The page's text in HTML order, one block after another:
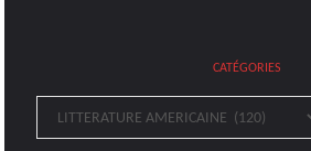
CATÉGORIES